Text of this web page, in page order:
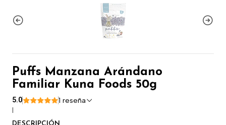
Puffs Manzana Arándano
Familiar Kuna Foods 50g
5.0 1 reseña
|